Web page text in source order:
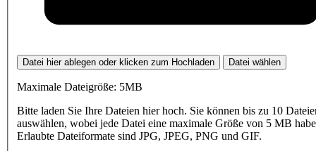
Datei hier ablegen oder klicken zum Hochladen Datei wählen
Maximale Dateigröße: 5MB
Bitte laden Sie Ihre Dateien hier hoch. Sie können bis zu 10
auswählen, wobei jede Datei eine maximale Größe von 5 MB
Erlaubte Dateiformate sind JPG, JPEG, PNG und GIF.